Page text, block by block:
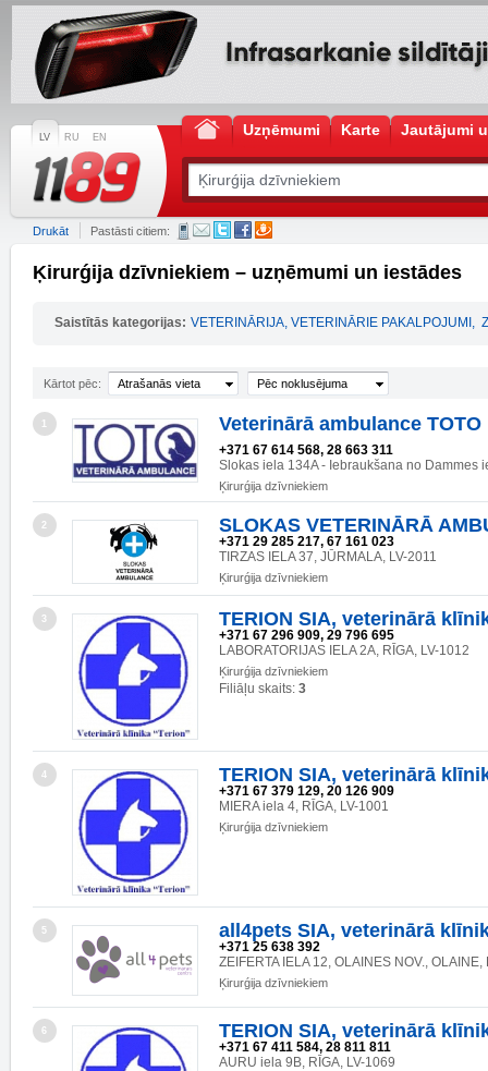
LV RU EN Uzņēmumi Karte Jautājumi
Drukāt Pastāsti citiem:
Ķirurǵija dzīvniekiem – uzņēmumi un iestādes
Saistītās kategorijas: VETERINĀRIJA, VETERINĀRIE PAKALPOJUMI ,
Kārtot pēc: Atrašanās vieta Pēc noklusējuma
1 Veterinārā ambulance TOTO
+371 67 614 568, 28 663 311
Slokas iela 134A - Iebraukšana no Dammes
Ķirurǵija dzīvniekiem
2 SLOKAS VETERINĀRĀ
+371 29 285 217, 67 161 023
TIRZAS IELA 37, JŪRMALA, LV-2011
Ķirurǵija dzīvniekiem
3 TERION SIA, veterinārā
+371 67 296 909, 29 796 695
LABORATORIJAS IELA 2A, RĪGA, LV-1012
Ķirurǵija dzīvniekiem
Filiāļu skaits: 3
4 TERION SIA, veterinārā
+371 67 379 129, 20 126 909
MIERA iela 4, RĪGA, LV-1001
Ķirurǵija dzīvniekiem
5 all4pets SIA, veterinārā
+371 25 638 392
ZEIFERTA IELA 12, OLAINES NOV., OLAINE,
Ķirurǵija dzīvniekiem
6 TERION SIA, veterinārā
+371 67 411 584, 28 811 811
AURU iela 9B, RĪGA, LV-1069